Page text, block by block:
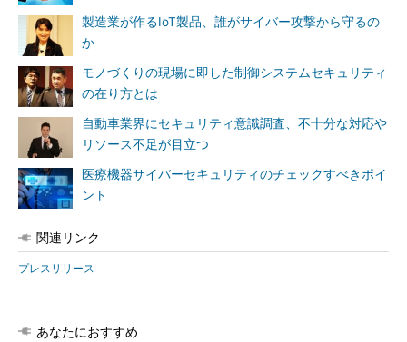
製造業が作るIoT製品、誰がサイバー攻撃から守るの
か
モノづくりの現場に即した制御システムセキュリティ
の在り方とは
自動車業界にセキュリティ意識調査、不十分な対応や
リソース不足が目立つ
医療機器サイバーセキュリティのチェックすべきポイ
ント
関連リンク
プレスリリース
あなたにおすすめ